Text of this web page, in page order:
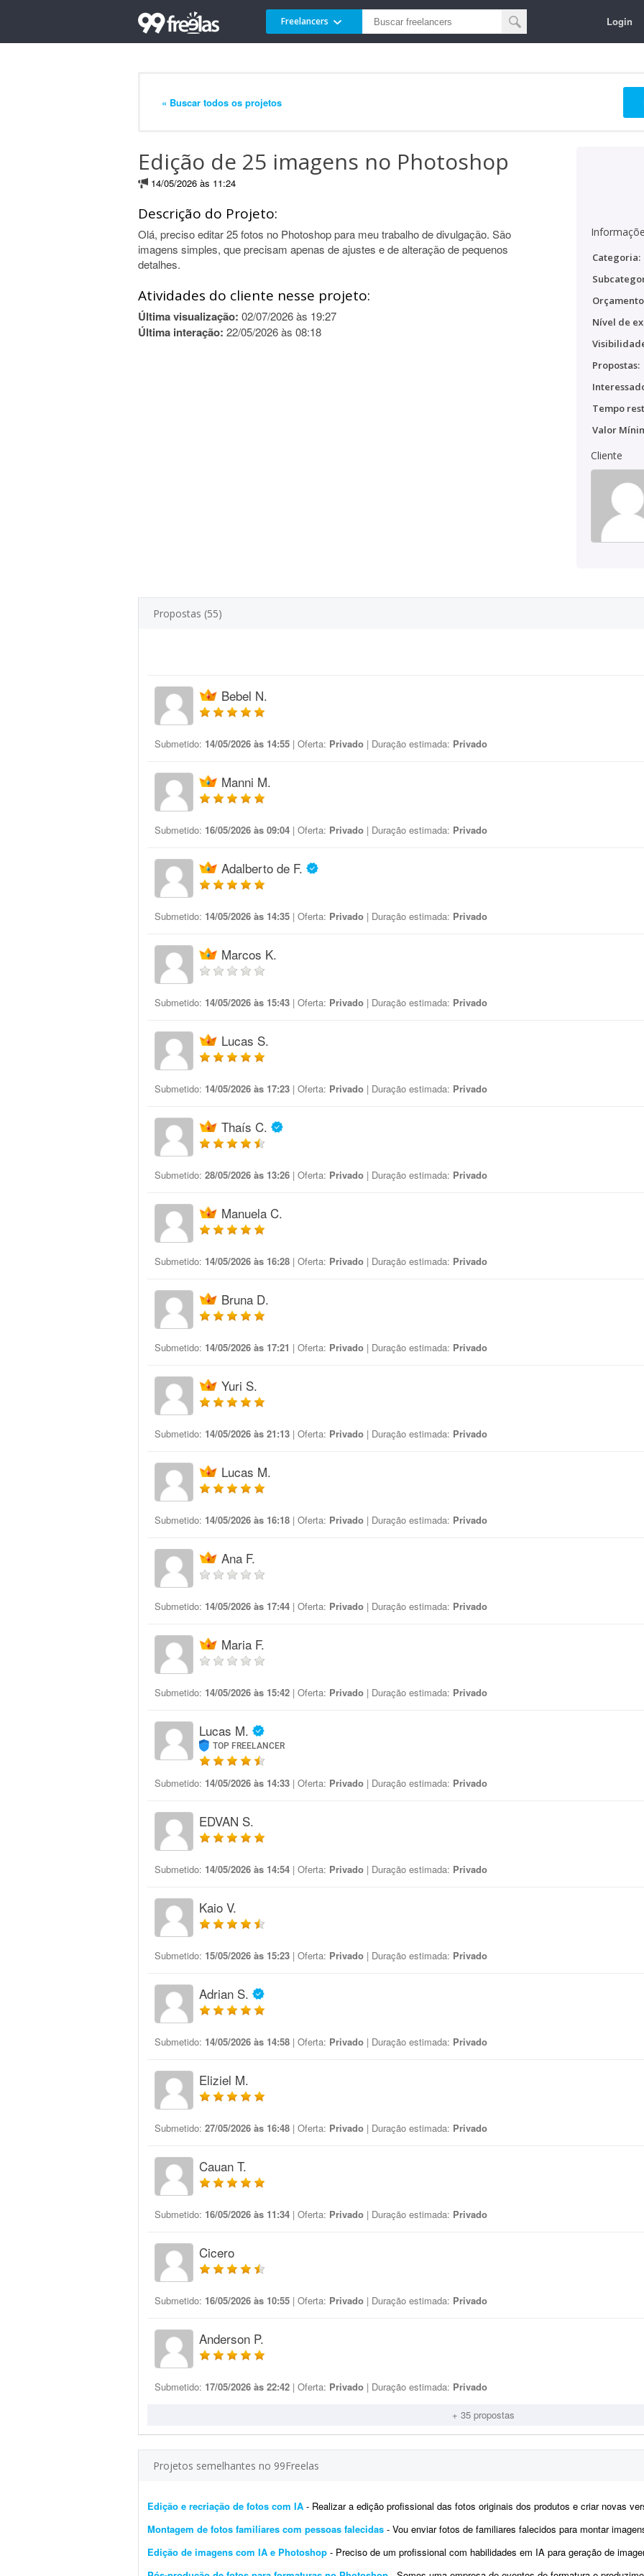
Freelancers Login
« Buscar todos os projetos
Edição de 25 imagens no Photoshop
14/05/2026 às 11:24
Descrição do Projeto:
Olá, preciso editar 25 fotos no Photoshop para meu trabalho de divulgação. São
imagens simples, que precisam apenas de ajustes e de alteração de pequenos
detalhes.
Atividades do cliente nesse projeto:
Última visualização: 02/07/2026 às 19:27
Última interação: 22/05/2026 às 08:18
Categoria:
Nível de
Propostas:
Tempo
Valor
Cliente
Propostas (55)
Bebel N.
Submetido: 14/05/2026 às 14:55 | Oferta: Privado | Duração estimada: Privado
Manni M.
Submetido: 16/05/2026 às 09:04 | Oferta: Privado | Duração estimada: Privado
Adalberto de F.
Submetido: 14/05/2026 às 14:35 | Oferta: Privado | Duração estimada: Privado
Marcos K.
Submetido: 14/05/2026 às 15:43 | Oferta: Privado | Duração estimada: Privado
Lucas S.
Submetido: 14/05/2026 às 17:23 | Oferta: Privado | Duração estimada: Privado
Thaís C.
Submetido: 28/05/2026 às 13:26 | Oferta: Privado | Duração estimada: Privado
Manuela C.
Submetido: 14/05/2026 às 16:28 | Oferta: Privado | Duração estimada: Privado
Bruna D.
Submetido: 14/05/2026 às 17:21 | Oferta: Privado | Duração estimada: Privado
Yuri S.
Submetido: 14/05/2026 às 21:13 | Oferta: Privado | Duração estimada: Privado
Lucas M.
Submetido: 14/05/2026 às 16:18 | Oferta: Privado | Duração estimada: Privado
Ana F.
Submetido: 14/05/2026 às 17:44 | Oferta: Privado | Duração estimada: Privado
Maria F.
Submetido: 14/05/2026 às 15:42 | Oferta: Privado | Duração estimada: Privado
Lucas M.
TOP FREELANCER
Submetido: 14/05/2026 às 14:33 | Oferta: Privado | Duração estimada: Privado
EDVAN S.
Submetido: 14/05/2026 às 14:54 | Oferta: Privado | Duração estimada: Privado
Kaio V.
Submetido: 15/05/2026 às 15:23 | Oferta: Privado | Duração estimada: Privado
Adrian S.
Submetido: 14/05/2026 às 14:58 | Oferta: Privado | Duração estimada: Privado
Eliziel M.
Submetido: 27/05/2026 às 16:48 | Oferta: Privado | Duração estimada: Privado
Cauan T.
Submetido: 16/05/2026 às 11:34 | Oferta: Privado | Duração estimada: Privado
Cicero
Submetido: 16/05/2026 às 10:55 | Oferta: Privado | Duração estimada: Privado
Anderson P.
Submetido: 17/05/2026 às 22:42 | Oferta: Privado | Duração estimada: Privado
+ 35 propostas
Projetos semelhantes no 99Freelas
Edição e recriação de fotos com IA - Realizar a edição profissional das fotos originais dos produtos e criar novas versões das imagens utilizando
Montagem de fotos familiares com pessoas falecidas - Vou enviar fotos de familiares falecidos para montar imagens com os filhos e filhas atuais. Serão cerca de 12
Edição de imagens com IA e Photoshop - Preciso de um profissional com habilidades em IA para geração de imagens realistas e profissionais para meu site.